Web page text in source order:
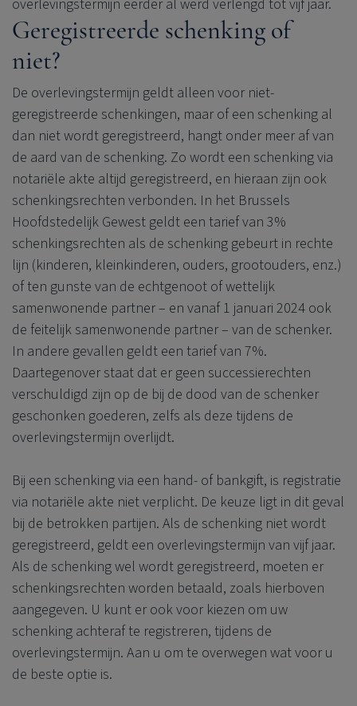
overlevingstermijn eerder al werd verlengd tot vijf jaar.
Geregistreerde schenking of
niet?
De overlevingstermijn geldt alleen voor niet-
geregistreerde schenkingen, maar of een schenking al
dan niet wordt geregistreerd, hangt onder meer af van
de aard van de schenking. Zo wordt een schenking via
notariële akte altijd geregistreerd, en hieraan zijn ook
schenkingsrechten verbonden. In het Brussels
Hoofdstedelijk Gewest geldt een tarief van 3%
schenkingsrechten als de schenking gebeurt in rechte
lijn (kinderen, kleinkinderen, ouders, grootouders, enz.)
of ten gunste van de echtgenoot of wettelijk
samenwonende partner – en vanaf 1 januari 2024 ook
de feitelijk samenwonende partner – van de schenker.
In andere gevallen geldt een tarief van 7%.
Daartegenover staat dat er geen successierechten
verschuldigd zijn op de bij de dood van de schenker
geschonken goederen, zelfs als deze tijdens de
overlevingstermijn overlijdt.
Bij een schenking via een hand- of bankgift, is registratie
via notariële akte niet verplicht. De keuze ligt in dit geval
bij de betrokken partijen. Als de schenking niet wordt
geregistreerd, geldt een overlevingstermijn van vijf jaar.
Als de schenking wel wordt geregistreerd, moeten er
schenkingsrechten worden betaald, zoals hierboven
aangegeven. U kunt er ook voor kiezen om uw
schenking achteraf te registreren, tijdens de
overlevingstermijn. Aan u om te overwegen wat voor u
de beste optie is.